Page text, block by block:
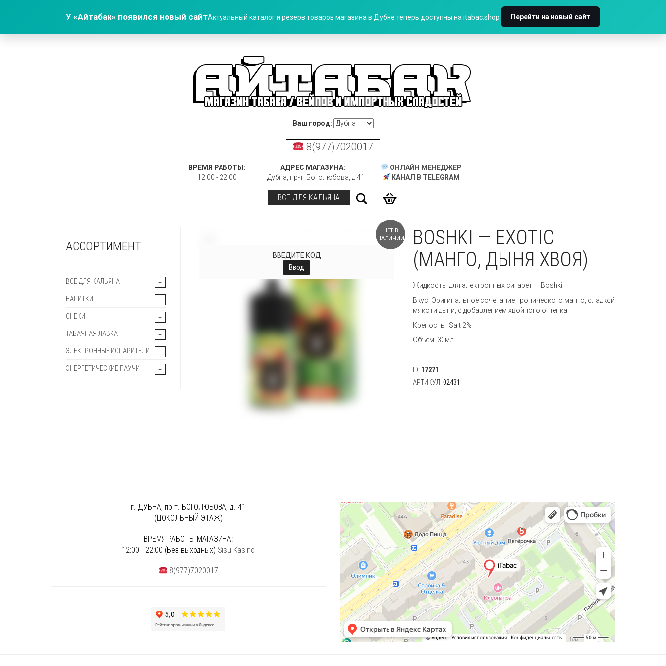
У «Айтабак» появился новый сайтАктуальный каталог и резерв товаров магазина в Дубне теперь доступны на itabac.shop. Перейти на новый сайт
Ваш город:
8(977)7020017
ВРЕМЯ РАБОТЫ:
12:00 - 22:00
АДРЕС МАГАЗИНА:
г. Дубна, пр-т. Боголюбова, д.41
ОНЛАЙН МЕНЕДЖЕР
КАНАЛ В TELEGRAM
ВСЕ ДЛЯ КАЛЬЯНА Поиск
НЕТ В
НАЛИЧИИ
ВВЕДИТЕ КОД
Ввод
BOSHKI — EXOTIC
(МАНГО, ДЫНЯ ХВОЯ)
Жидкость для электронных сигарет — Boshki
Вкус: Оригинальное сочетание тропического манго, сладкой
мякоти дыни, с добавлением хвойного оттенка.
Крепость: Salt 2%
Объем: 30мл
ID: 17271
АРТИКУЛ:02431
АССОРТИМЕНТ
ВСЕ ДЛЯ КАЛЬЯНА
НАПИТКИ
СНЕКИ
ТАБАЧНАЯ ЛАВКА
ЭЛЕКТРОННЫЕ ИСПАРИТЕЛИ
ЭНЕРГЕТИЧЕСКИЕ ПАУЧИ
г. ДУБНА, пр-т. БОГОЛЮБОВА, д. 41
(ЦОКОЛЬНЫЙ ЭТАЖ)
ВРЕМЯ РАБОТЫ МАГАЗИНА:
12:00 - 22:00 (Без выходных) Sisu Kasino
8(977)7020017